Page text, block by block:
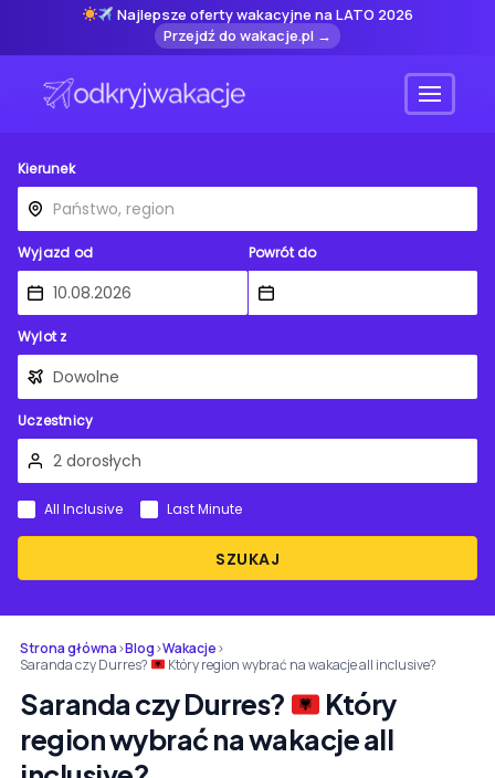
Najlepsze oferty wakacyjne na LATO 2026
Przejdź do wakacje.pl →
Menu
Kierunek
Wyjazd od Powrót do
Wylot z
Uczestnicy
SZUKAJ
All Inclusive Last Minute
Strona główna›Blog›Wakacje›
Saranda czy Durres?
Który region wybrać na wakacje all inclusive?
Saranda czy Durres?
Który
region wybrać na wakacje all